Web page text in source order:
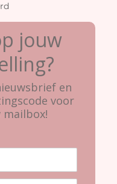
jouw
en
voor